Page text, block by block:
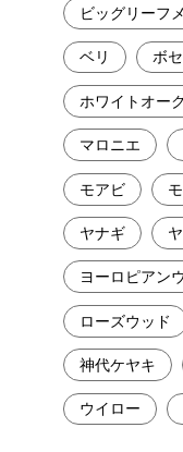
ビッグリーフ
ベリ ボセ
ホワイトオーク
マロニエ
モアビ
ヤナギ
ヨーロピアン
ローズウッド
神代ケヤキ
ウイロー